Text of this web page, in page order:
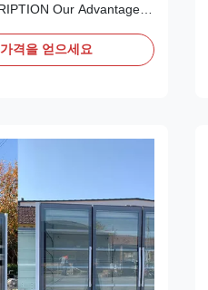
Our Advantages:
offering customers a
view of your products,
격을 얻으세요